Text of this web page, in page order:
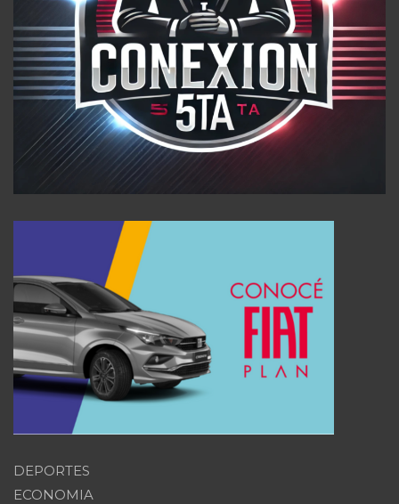
DEPORTES
ECONOMIA